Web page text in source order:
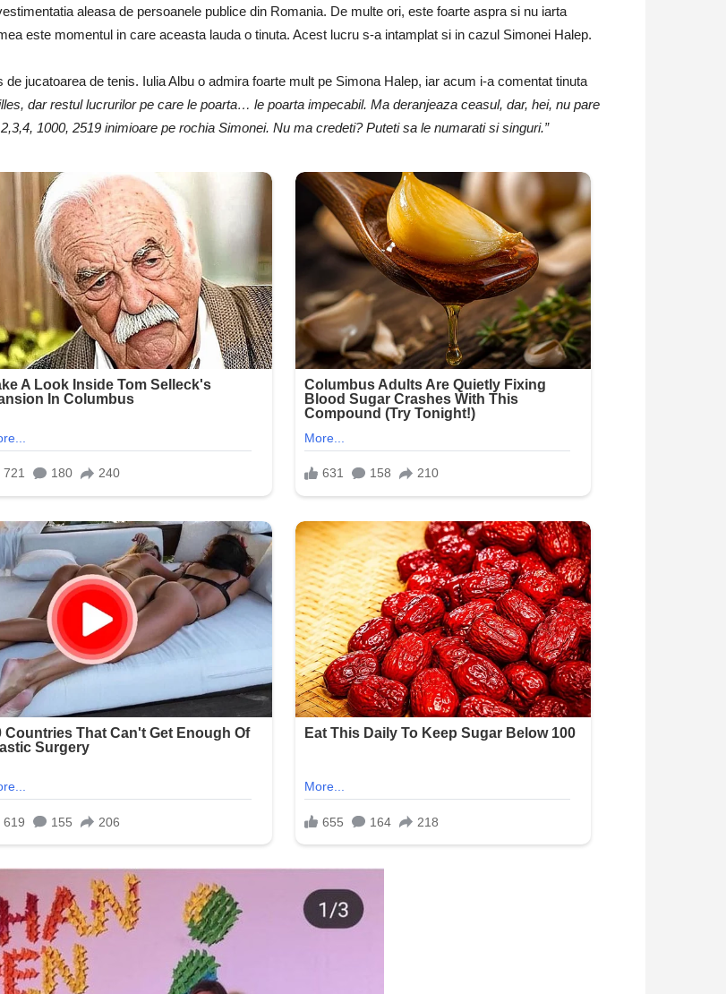
aleasa de persoanele publice din Romania. De multe ori, este foarte aspra si nu iarta
este momentul in care aceasta lauda o tinuta. Acest lucru s-a intamplat si in cazul Simonei Halep.
jucatoarea de tenis. Iulia Albu o admira foarte mult pe Simona Halep, iar acum i-a comentat tinuta
dar restul lucrurilor pe care le poarta… le poarta impecabil. Ma deranjeaza ceasul, dar, hei, nu pare
1000, 2519 inimioare pe rochia Simonei. Nu ma credeti? Puteti sa le numarati si singuri.”